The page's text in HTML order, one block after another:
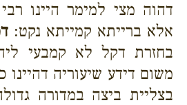
דהוה מצי למימר היינו
אלא ברייתא קמייתא נקט:
בחזרת דקל לא קמבעי
משום דידע שיעוריה דהיינו
בצליית ביצה במדורה